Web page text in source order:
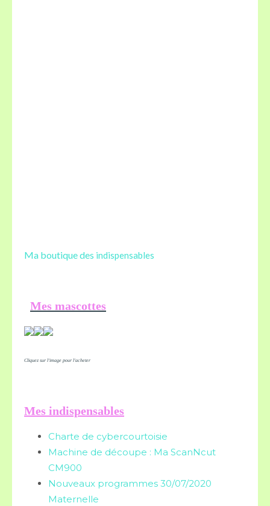
Ma boutique des indispensables
Mes mascottes
Cliquez sur l'image pour l'acheter
Mes indispensables
Charte de cybercourtoisie
Machine de découpe : Ma ScanNcut
CM900
Nouveaux programmes 30/07/2020
Maternelle